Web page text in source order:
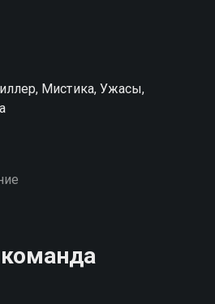
сериала Зло вы можете
Мистика, Ужасы,